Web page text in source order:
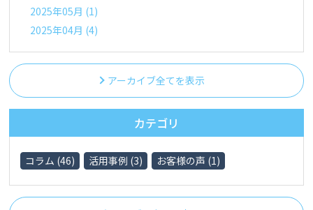
2025年05月 (1)
2025年04月 (4)
アーカイブ全てを表示
カテゴリ
コラム (46) 活用事例 (3) お客様の声 (1)